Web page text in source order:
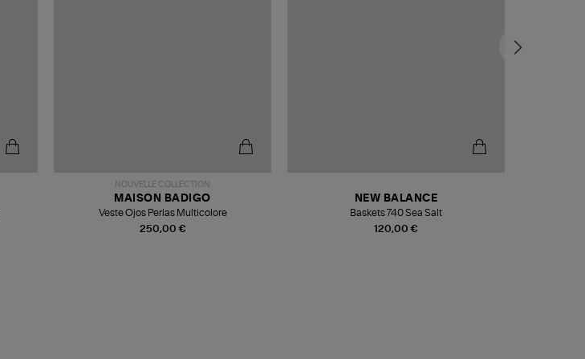
NOUVELLE COLLECTION
250,00 €
MAISON BADIGO
Veste Ojos Perlas Multicolore
120,00 €
NEW BALANCE
Baskets 740 Sea Salt